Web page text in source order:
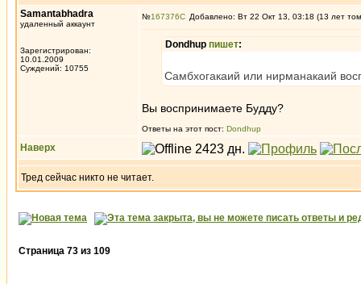
Samantabhadra
удаленный аккаунт
Зарегистрирован:
10.01.2009
Суждений: 10755
№167376 Добавлено: Вт 22 Окт 13, 03:18 (13 лет
Dondhup пишет:
Самбхогакаий или нирманакаий
Вы воспринимаете Будду?
Ответы на этот пост: Dondhup
Наверх
Тред сейчас никто не читает.
Страница 73 из 109